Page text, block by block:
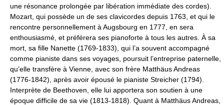
une résonance prolongée par libération immédiate des cordes).
Mozart, qui possède un de ses clavicordes depuis 1763, et qui le
rencontre personnellement à Augsbourg en 1777, en sera
enthousiasmé, et préférera ses pianoforte à tous les autres. À sa
mort, sa fille Nanette (1769-1833), qui l’a souvent accompagné
comme pianiste dans ses voyages, poursuit l’entreprise paternelle,
qu’elle transfère à Vienne, avec son frère Matthäus Andreas
(1776-1842), après avoir épousé le pianiste Streicher (1794).
Interprète de Beethoven, elle lui apportera son soutien à une
époque difficile de sa vie (1813-1818). Quant à Matthäus Andreas,